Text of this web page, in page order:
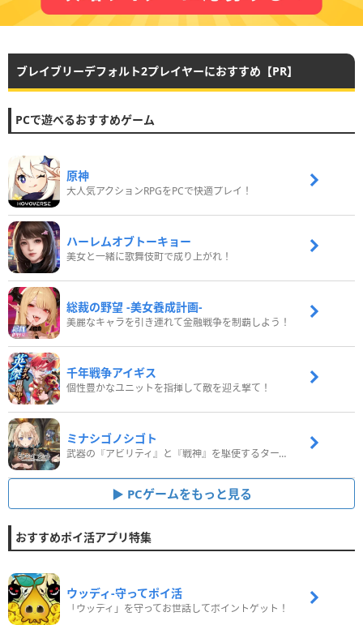
ブレイブリーデフォルト2プレイヤーにおすすめ【PR】
PCで遊べるおすすめゲーム
原神
大人気アクションRPGをPCで快適プレイ！
ハーレムオブトーキョー
美女と一緒に歌舞伎町で成り上がれ！
総裁の野望 -美女養成計画-
美麗なキャラを引き連れて金融戦争を制覇しよう！
千年戦争アイギス
個性豊かなユニットを指揮して敵を迎え撃て！
ミナシゴノシゴト
武器の『アビリティ』と『戦神』を駆使するターン制コマンドバトルRPG！
PCゲームをもっと見る
おすすめポイ活アプリ特集
ウッディ‐守ってポイ活
「ウッディ」を守ってお世話してポイントゲット！